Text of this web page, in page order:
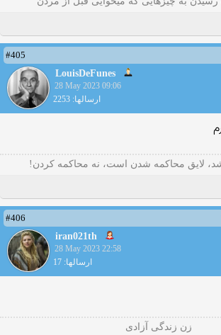
#405
LouisDeFunes
28 May 2023 09:06
ارسالها: 2253
ﻻﯾﻖ ﻣﺤﺎﮐﻤﻪ ﺷﺪﻥ ﺍﺳﺖ، ﻧﻪ ﻣﺤﺎﮐﻤﻪ ﮐﺮﺩﻥ!
#406
iran021th
28 May 2023 22:58
ارسالها: 17
زن زندگی آزادی